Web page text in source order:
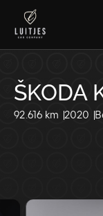
VACATURES
ŠKODA
92.616 km 2020